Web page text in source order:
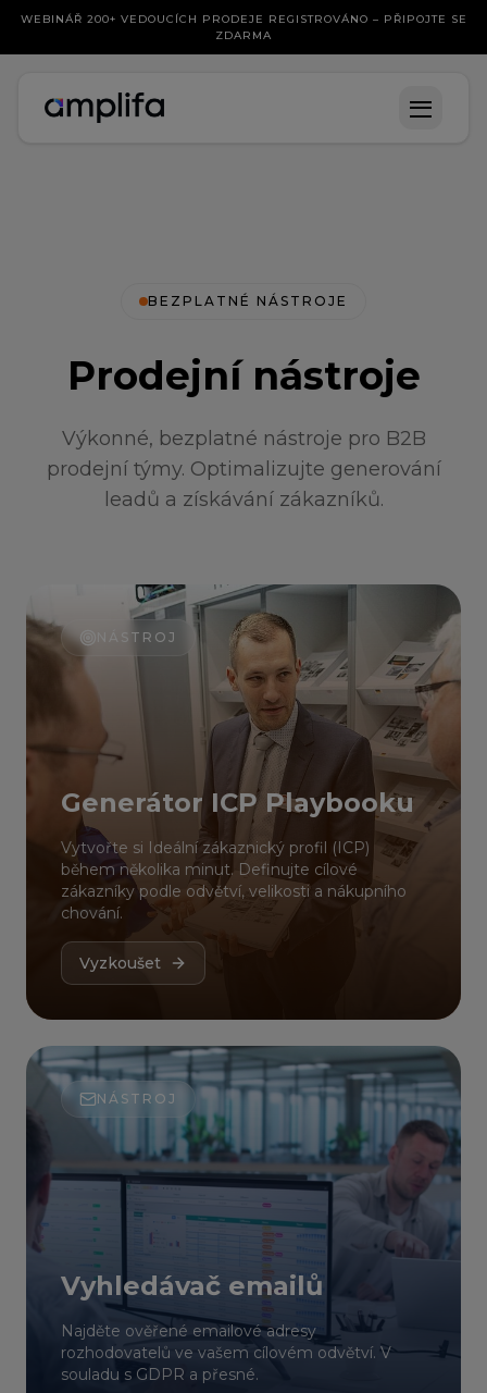
WEBINÁŘ 200+ VEDOUCÍCH PRODEJE REGISTROVÁNO – PŘIPOJTE SE
ZDARMA
BEZPLATNÉ NÁSTROJE
Prodejní nástroje
Výkonné, bezplatné nástroje pro B2B
prodejní týmy. Optimalizujte generování
leadů a získávání zákazníků.
NÁSTROJ
Generátor ICP Playbooku
Vytvořte si Ideální zákaznický profil (ICP)
během několika minut. Definujte cílové
zákazníky podle odvětví, velikosti a nákupního
chování.
Vyzkoušet
NÁSTROJ
Vyhledávač emailů
Najděte ověřené emailové adresy
rozhodovatelů ve vašem cílovém odvětví. V
souladu s GDPR a přesné.